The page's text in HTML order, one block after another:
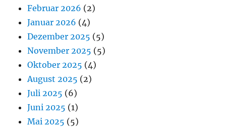
Februar 2026 (2)
Januar 2026 (4)
Dezember 2025 (5)
November 2025 (5)
Oktober 2025 (4)
August 2025 (2)
Juli 2025 (6)
Juni 2025 (1)
Mai 2025 (5)